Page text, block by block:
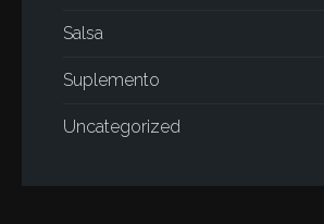
Salsa
Suplemento
Uncategorized